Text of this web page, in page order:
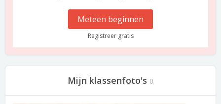
Meteen beginnen
Registreer gratis
Mijn klassenfoto's 0